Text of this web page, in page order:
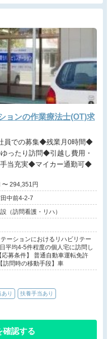
ョンの作業療法士(OT)求
ったり訪問◆引越し費用・
当充実◆マイカー通勤可◆
月給 236,635円 〜 294,351円
中前4-2-7
（訪問看護・リハ）
ーションにおけるリハビリテー
平均4-5件程度の個人宅に訪問し
応募条件】 普通自動車運転免許
訪問時の移動手段】車
り 扶養手当あり
確認する